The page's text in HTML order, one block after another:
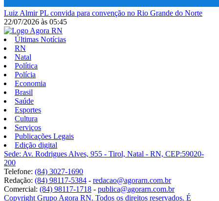
Luiz AlmirPL convida para convenção no Rio Grande do Norte
22/07/2026 às 05:45
Últimas Notícias
RN
Natal
Política
Polícia
Economia
Brasil
Saúde
Esportes
Cultura
Serviços
Publicações Legais
Edição digital
Sede: Av. Rodrigues Alves, 955 - Tirol, Natal - RN, CEP:59020-
200
Telefone: (84) 3027-1690
Redação: (84) 98117-5384 - redacao@agorarn.com.br
Comercial: (84) 98117-1718 - publica@agorarn.com.br
Copyright Grupo Agora RN. Todos os direitos reservados. É